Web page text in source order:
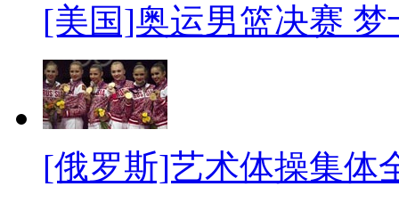
[美国]奥运男篮决赛
[俄罗斯]艺术体操集体